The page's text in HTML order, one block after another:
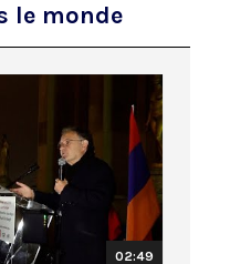
le monde
02:49